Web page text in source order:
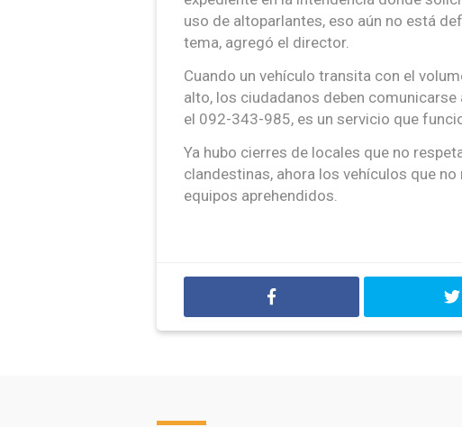
uso de altoparlantes, eso aún no está
tema, agregó el director.
Cuando un vehículo transita con el
alto, los ciudadanos deben
el 092-343-985, es un servicio que
Ya hubo cierres de locales que no
clandestinas, ahora los vehículos que
equipos aprehendidos.